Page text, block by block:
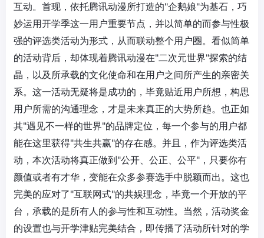
互动。首现，依托腾讯动漫所打造的"企鹅娘"为基石，巧
妙运用开学季这一用户重要节点，并以简单的而参与性极
强的评选类活动为形式，从而联动整个用户圈。看似简单
的活动背后，却体现着腾讯动漫在"二次元世界"探索的结
晶，以及所承载的文化使命和在用户之间所产生的亲密关
系。这一活动无疑将是成功的，毕竟贴近用户所想，构思
用户所需的沟通理念，才是未来真正的大势所趋。也正如
其"遇见不一样的世界"的品牌定位，每一个参与的用户都
能在这里获得"共生共赢"的存在感。并且，作为评选类活
动，本次活动将真正做到"公开、公正、公平"，只要你有
颜值或者有才华，变能在众多参赛选手中脱颖而出。这也
完美的应对了"互联网式"的共娱理念，毕竟一个开放的平
台，承载的是所有人的参与性和互动性。当然，活动奖金
的设置也与开学津贴完美结合，即传播了活动所针对的学